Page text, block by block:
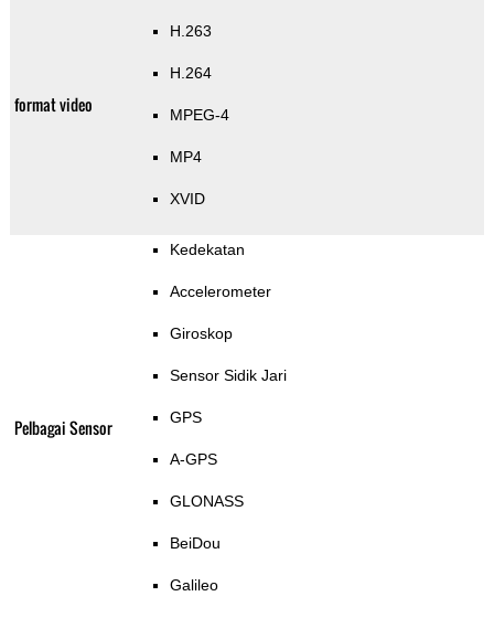
format video
H.263
H.264
MPEG-4
MP4
XVID
Pelbagai Sensor
Kedekatan
Accelerometer
Giroskop
Sensor Sidik Jari
GPS
A-GPS
GLONASS
BeiDou
Galileo